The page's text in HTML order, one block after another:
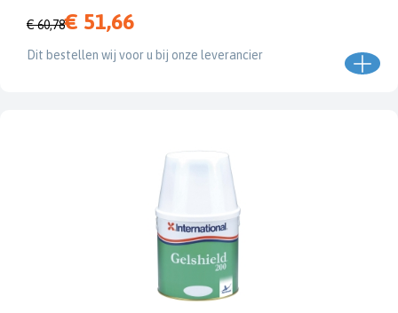
€ 60,78€ 51,66
Dit bestellen wij voor u bij onze leverancier